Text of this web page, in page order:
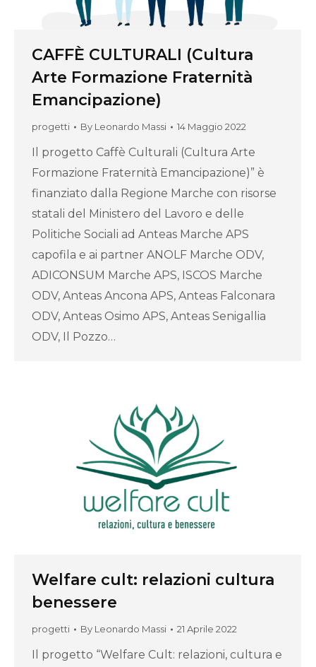
CAFFÈ CULTURALI (Cultura
Arte Formazione Fraternità
Emancipazione)
progetti By Leonardo Massi 14 Maggio 2022
Il progetto Caffè Culturali (Cultura Arte
Formazione Fraternità Emancipazione)” è
finanziato dalla Regione Marche con risorse
statali del Ministero del Lavoro e delle
Politiche Sociali ad Anteas Marche APS
capofila e ai partner ANOLF Marche ODV,
ADICONSUM Marche APS, ISCOS Marche
ODV, Anteas Ancona APS, Anteas Falconara
ODV, Anteas Osimo APS, Anteas Senigallia
ODV, Il Pozzo…
Welfare cult: relazioni cultura
benessere
progetti By Leonardo Massi 21 Aprile 2022
Il progetto “Welfare Cult: relazioni, cultura e